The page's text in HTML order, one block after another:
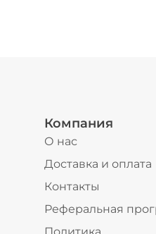
Компания
О нас
Доставка и оплата
Контакты
Реферальная